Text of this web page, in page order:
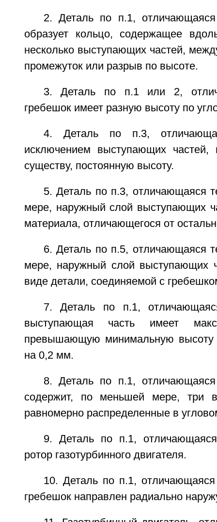
2. Деталь по п.1,
образует кольцо, содержащее
несколько выступающих частей,
промежуток или разрыв по высоте.
3. Деталь по п.1 или 2,
гребешок имеет разную высоту по
4. Деталь по п.3,
исключением выступающих частей,
существу, постоянную высоту.
5. Деталь по п.3, отличающаяся
мере, наружный слой выступающих
материала, отличающегося от
6. Деталь по п.5, отличающаяся
мере, наружный слой выступающих
виде детали, соединяемой с
7. Деталь по п.1,
выступающая часть имеет
превышающую минимальную высоту
на 0,2 мм.
8. Деталь по п.1,
содержит, по меньшей мере, три
равномерно распределенные в
9. Деталь по п.1,
ротор газотурбинного двигателя.
10. Деталь по п.1,
гребешок направлен радиально